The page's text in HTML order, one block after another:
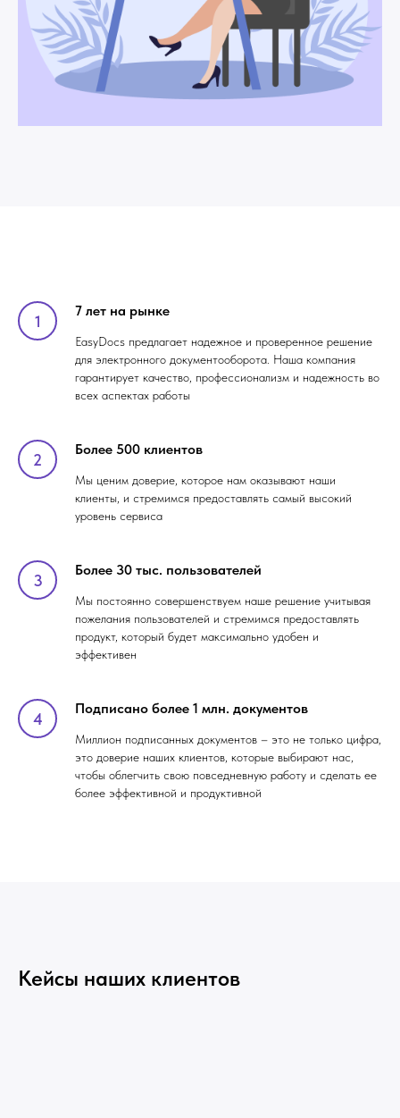
7 лет на рынке
EasyDocs предлагает надежное и проверенное решение
для электронного документооборота. Наша компания
гарантирует качество, профессионализм и надежность во
всех аспектах работы
Более 500 клиентов
Мы ценим доверие, которое нам оказывают наши
клиенты, и стремимся предоставлять самый высокий
уровень сервиса
Более 30 тыс. пользователей
Мы постоянно совершенствуем наше решение учитывая
пожелания пользователей и стремимся предоставлять
продукт, который будет максимально удобен и
эффективен
Подписано более 1 млн. документов
Миллион подписанных документов – это не только цифра,
это доверие наших клиентов, которые выбирают нас,
чтобы облегчить свою повседневную работу и сделать ее
более эффективной и продуктивной
Кейсы наших клиентов